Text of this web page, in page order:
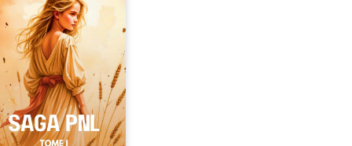
les blés. Puis la couronne
genou, livrant son
à l’ombre d’Ivorny. À
Luwel aurait pu
dans les ruines de
; pourtant, sous les
d’un temple oublié, des
lui tendirent la main.
eux, Atos, général sans
trône mais habité par ...